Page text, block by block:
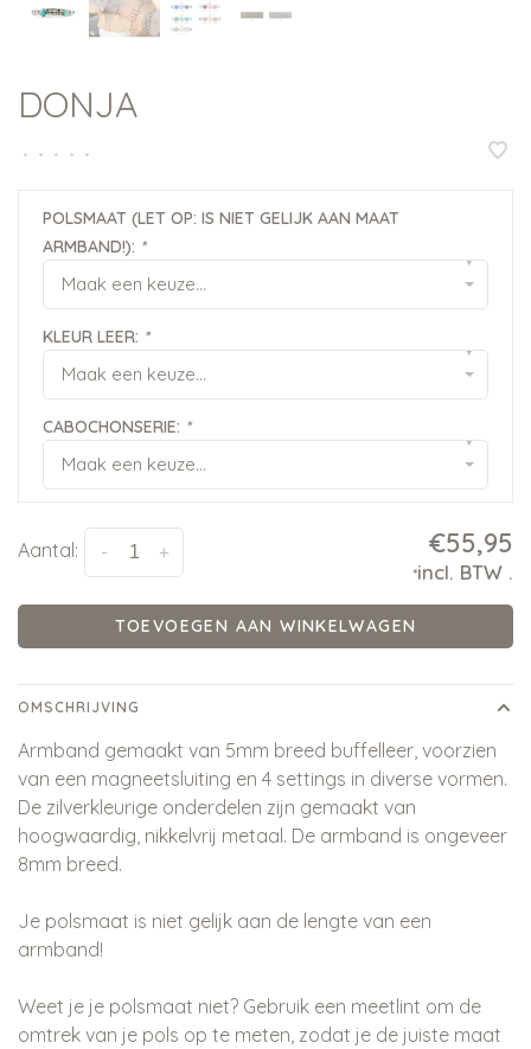
DONJA
• • • • •
POLSMAAT (LET OP: IS NIET GELIJK AAN MAAT
ARMBAND!): *
Maak een keuze...
▾
KLEUR LEER: *
Maak een keuze...
▾
CABOCHONSERIE: *
Maak een keuze...
▾
Aantal: +
- €55,95
*incl. BTW .
TOEVOEGEN AAN WINKELWAGEN
OMSCHRIJVING
Armband gemaakt van 5mm breed buffelleer, voorzien
van een magneetsluiting en 4 settings in diverse vormen.
De zilverkleurige onderdelen zijn gemaakt van
hoogwaardig, nikkelvrij metaal. De armband is ongeveer
8mm breed.
Je polsmaat is niet gelijk aan de lengte van een
armband!
Weet je je polsmaat niet? Gebruik een meetlint om de
omtrek van je pols op te meten, zodat je de juiste maat